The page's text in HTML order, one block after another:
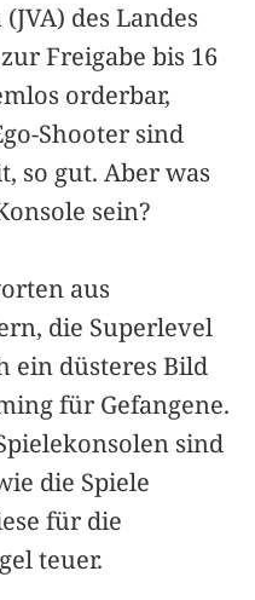
des Landes
Freigabe bis 16
orderbar,
Shooter sind
so gut. Aber was
sein?
aus
die Superlevel
ein düsteres Bild
für Gefangene.
sind
die Spiele
für die
teuer.